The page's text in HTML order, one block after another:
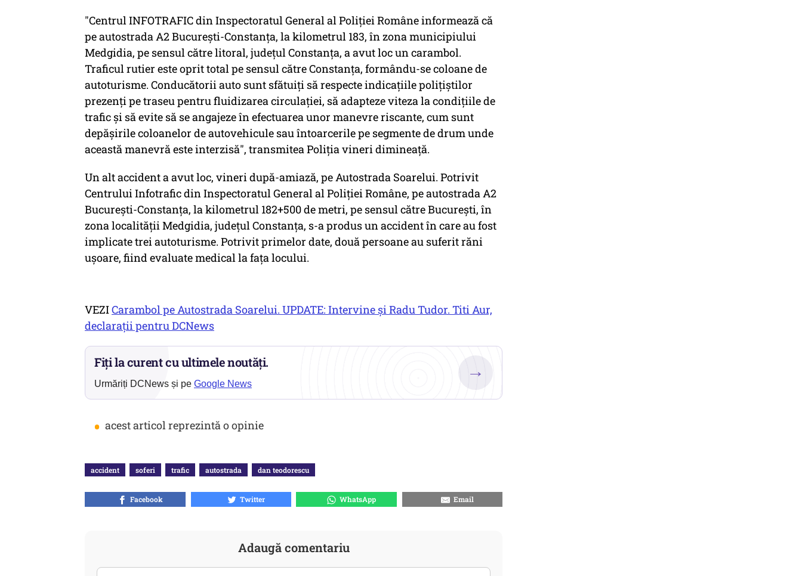
"Centrul INFOTRAFIC din Inspectoratul General al Poliției Române informează că
pe autostrada A2 București-Constanța, la kilometrul 183, în zona municipiului
Medgidia, pe sensul către litoral, județul Constanța, a avut loc un carambol.
Traficul rutier este oprit total pe sensul către Constanța, formându-se coloane de
autoturisme. Conducătorii auto sunt sfătuiţi să respecte indicaţiile poliţiştilor
prezenţi pe traseu pentru fluidizarea circulaţiei, să adapteze viteza la condiţiile de
trafic şi să evite să se angajeze în efectuarea unor manevre riscante, cum sunt
depăşirile coloanelor de autovehicule sau întoarcerile pe segmente de drum unde
această manevră este interzisă", transmitea Poliţia vineri dimineaţă.
Un alt accident a avut loc, vineri după-amiază, pe Autostrada Soarelui. Potrivit
Centrului Infotrafic din Inspectoratul General al Poliției Române, pe autostrada A2
București-Constanța, la kilometrul 182+500 de metri, pe sensul către București, în
zona localității Medgidia, județul Constanța, s-a produs un accident în care au fost
implicate trei autoturisme. Potrivit primelor date, două persoane au suferit răni
ușoare, fiind evaluate medical la fața locului.
VEZICarambol pe Autostrada Soarelui. UPDATE: Intervine și Radu Tudor. Titi Aur,
declarații pentru DCNews
Fiți la curent cu ultimele noutăți.
Urmăriți DCNews și pe Google News
→
• acest articol reprezintă o opinie
accident soferi trafic autostrada dan teodorescu
Facebook Twitter WhatsApp Email
Adaugă comentariu